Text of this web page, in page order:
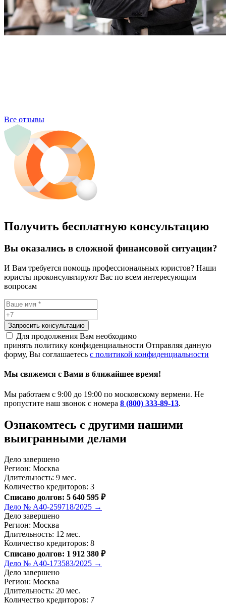
Все отзывы
Получить бесплатную консультацию
Вы оказались в сложной финансовой ситуации?
И Вам требуется помощь профессиональных юристов? Наши
юристы проконсультируют Вас по всем интересующим
вопросам
Запросить консультацию
Для продолжения Вам необходимо
принять политику конфиденциальности Отправляя данную
форму, Вы соглашаетесь с политикой конфиденциальности
Мы свяжемся с Вами в ближайшее время!
Мы работаем с 9:00 до 19:00 по московскому вермени. Не
пропустите наш звонок с номера 8 (800) 333-89-13.
Ознакомтесь c другими нашими
выигранными делами
Дело завершено
Регион: Москва
Длительность: 9 мес.
Количество кредиторов: 3
Списано долгов: 5 640 595 ₽
Дело № А40-259718/2025 →
Дело завершено
Регион: Москва
Длительность: 12 мес.
Количество кредиторов: 8
Списано долгов: 1 912 380 ₽
Дело № А40-173583/2025 →
Дело завершено
Регион: Москва
Длительность: 20 мес.
Количество кредиторов: 7